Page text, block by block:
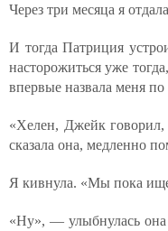
Через три месяца я
И тогда Патриция
насторожиться уже
впервые назвала меня
«Хелен, Джейк
сказала она, медленно
Я кивнула. «Мы пока
«Ну», — улыбнулась